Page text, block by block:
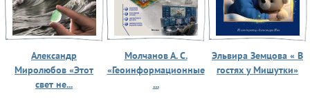
Александр
Миролюбов «Этот
свет не...
Молчанов А. С.
«Геоинформационные
...
Эльвира Земцова « В
гостях у Мишутки»